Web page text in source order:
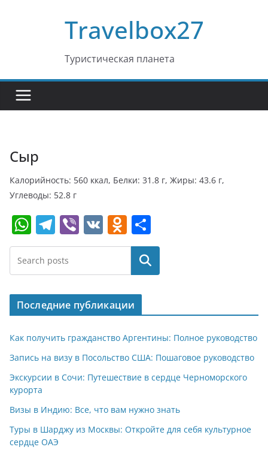
Travelbox27
Туристическая планета
Сыр
Калорийность: 560 ккал, Белки: 31.8 г, Жиры: 43.6 г,
Углеводы: 52.8 г
W
h
at
s
A
p
p
T
el
e
gr
a
m
Vi
b
V
K
O
d
o
kl
a
ss
ni
ki
т
п
р
в
и
т
ь
Поиск
Последние публикации
Как получить гражданство Аргентины: Полное руководство
Запись на визу в Посольство США: Пошаговое руководство
Экскурсии в Сочи: Путешествие в сердце Черноморского
курорта
Визы в Индию: Все, что вам нужно знать
Туры в Шарджу из Москвы: Откройте для себя культурное
сердце ОАЭ